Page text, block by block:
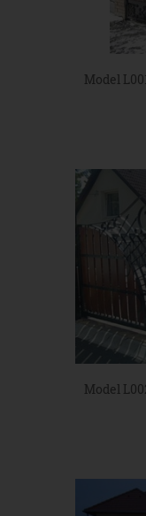
Model
Model